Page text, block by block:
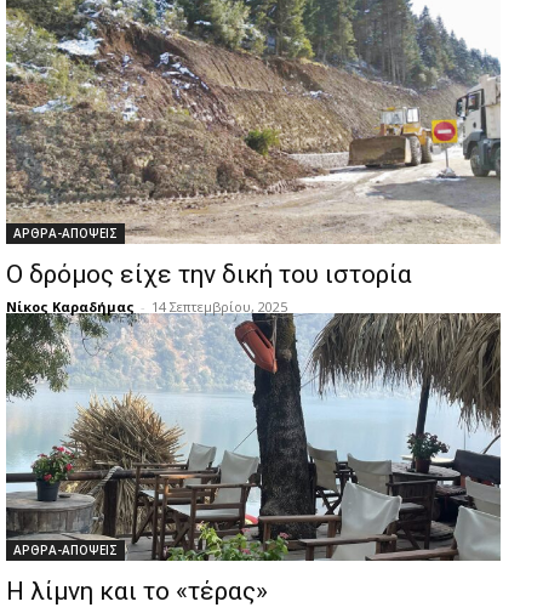
ΑΡΘΡΑ-ΑΠΟΨΕΙΣ
Ο δρόμος είχε την δική του ιστορία
Νίκος Καραδήμας - 14 Σεπτεμβρίου, 2025
ΑΡΘΡΑ-ΑΠΟΨΕΙΣ
Η λίμνη και το «τέρας»